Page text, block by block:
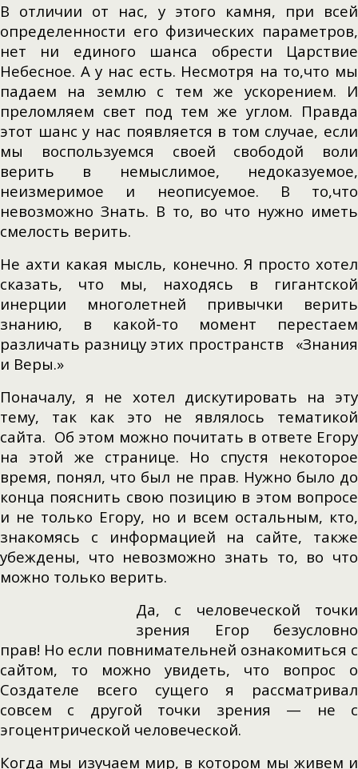
В отличии от нас, у этого камня, при всей
определенности его физических параметров,
нет ни единого шанса обрести Царствие
Небесное. А у нас есть. Несмотря на то,что мы
падаем на землю с тем же ускорением. И
преломляем свет под тем же углом. Правда
этот шанс у нас появляется в том случае, если
мы воспользуемся своей свободой воли
верить в немыслимое, недоказуемое,
неизмеримое и неописуемое. В то,что
невозможно Знать. В то, во что нужно иметь
смелость верить.
Не ахти какая мысль, конечно. Я просто хотел
сказать, что мы, находясь в гигантской
инерции многолетней привычки верить
знанию, в какой-то момент перестаем
различать разницу этих пространств «Знания
и Веры.»
Поначалу, я не хотел дискутировать на эту
тему, так как это не являлось тематикой
сайта. Об этом можно почитать в ответе Егору
на этой же странице. Но спустя некоторое
время, понял, что был не прав. Нужно было до
конца пояснить свою позицию в этом вопросе
и не только Егору, но и всем остальным, кто,
знакомясь с информацией на сайте, также
убеждены, что невозможно знать то, во что
можно только верить.
Да, с человеческой точки
зрения Егор безусловно
прав! Но если повнимательней ознакомиться с
сайтом, то можно увидеть, что вопрос о
Создателе всего сущего я рассматривал
совсем с другой точки зрения — не с
эгоцентрической человеческой.
Когда мы изучаем мир, в котором мы живем и